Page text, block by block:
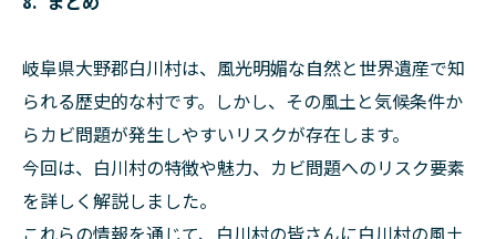
岐阜県大野郡白川村は、風光明媚な自然と世界遺産で知
られる歴史的な村です。しかし、その風土と気候条件か
らカビ問題が発生しやすいリスクが存在します。
今回は、白川村の特徴や魅力、カビ問題へのリスク要素
を詳しく解説しました。
これらの情報を通じて、白川村の皆さんに白川村の風土